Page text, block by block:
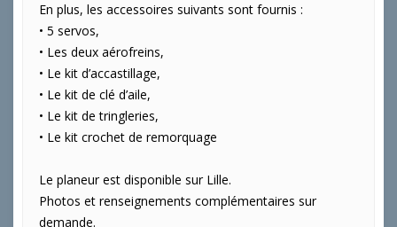
En plus, les accessoires suivants sont fournis :
• 5 servos,
• Les deux aérofreins,
• Le kit d’accastillage,
• Le kit de clé d’aile,
• Le kit de tringleries,
• Le kit crochet de remorquage
Le planeur est disponible sur Lille.
Photos et renseignements complémentaires sur
demande.